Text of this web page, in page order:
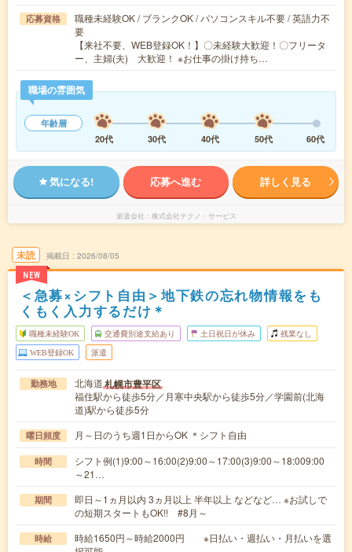
応募資格
職種未経験OK / ブランクOK / パソコンスキル不要 / 英語力不
要
【来社不要、WEB登録OK！】〇未経験大歓迎！〇フリータ
ー、主婦(夫) 大歓迎！ ※お仕事の掛け持ち…
職場の雰囲気
年齢層
20代
30代 40代 50代 60代
気になる! 応募へ進む 詳しく見る
派遣会社 株式会社テクノ・サービス
未読
NEW
掲載日 2026/08/05
＜急募×シフト自由＞地下鉄の忘れ物情報をも
くもく入力するだけ＊
職種未経験OK 交通費別途支給あり 土日祝日が休み 残業なし
WEB登録OK 派遣
勤務地 北海道札幌市豊平区
福住駅から徒歩5分／月寒中央駅から徒歩5分／学園前(北海
道)駅から徒歩5分
曜日頻度 月～日のうち週1日からOK ＊シフト自由
時間
シフト例(1)9:00～16:00(2)9:00～17:00(3)9:00～18:009:00
～21…
期間
即日～1ヵ月以内 3ヵ月以上 半年以上 などなど… ※お試しで
の短期スタートもOK!! #8月～
時給
時給1650円～時給2000円 ※日払い・週払い・月払いを選